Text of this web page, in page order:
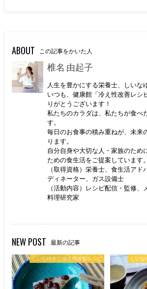
ABOUT この記事をかいた人
椎名 由起子
人生を豊かにする栄養士、しいな
いつも、健康館「冷え性改善レシ
りがとうございます！
私たちのカラダは、私たちが食べ
す。
毎日のお食事の積み重ねが、未来
ります。
自分自身や大切な人・家族のため
ための食生活をご提案しています。
（取得資格）栄養士、食生活アド
ディネーター、ガス設備士
（活動内容）レシピ配信・監修、
料理研究家
NEW POST 最新の記事
しいなゆきこ 冷え性改善レシピ しいな